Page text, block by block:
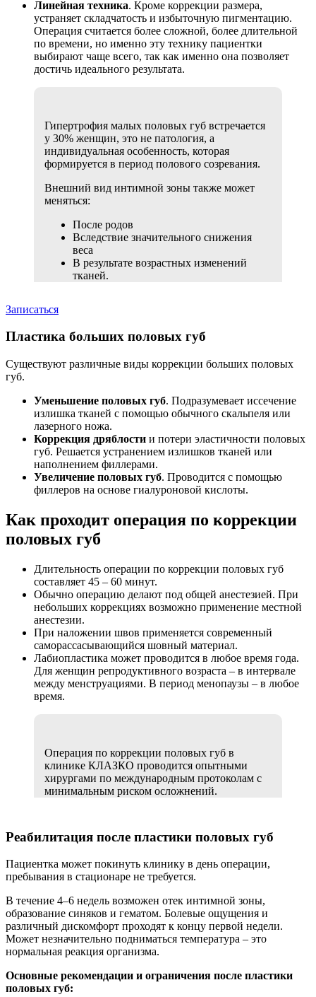
Линейная техника. Кроме коррекции размера,
устраняет складчатость и избыточную пигментацию.
Операция считается более сложной, более длительной
по времени, но именно эту технику пациентки
выбирают чаще всего, так как именно она позволяет
достичь идеального результата.
Гипертрофия малых половых губ встречается
у 30% женщин, это не патология, а
индивидуальная особенность, которая
формируется в период полового созревания.
Внешний вид интимной зоны также может
меняться:
После родов
Вследствие значительного снижения
веса
В результате возрастных изменений
тканей.
Записаться
Пластика больших половых губ
Существуют различные виды коррекции больших половых
губ.
Уменьшение половых губ. Подразумевает иссечение
излишка тканей с помощью обычного скальпеля или
лазерного ножа.
Коррекция дряблости и потери эластичности половых
губ. Решается устранением излишков тканей или
наполнением филлерами.
Увеличение половых губ. Проводится с помощью
филлеров на основе гиалуроновой кислоты.
Как проходит операция по коррекции
половых губ
Длительность операции по коррекции половых губ
составляет 45 – 60 минут.
Обычно операцию делают под общей анестезией. При
небольших коррекциях возможно применение местной
анестезии.
При наложении швов применяется современный
саморассасывающийся шовный материал.
Лабиопластика может проводится в любое время года.
Для женщин репродуктивного возраста – в интервале
между менструациями. В период менопаузы – в любое
время.
Операция по коррекции половых губ в
клинике КЛАЗКО проводится опытными
хирургами по международным протоколам с
минимальным риском осложнений.
Реабилитация после пластики половых губ
Пациентка может покинуть клинику в день операции,
пребывания в стационаре не требуется.
В течение 4–6 недель возможен отек интимной зоны,
образование синяков и гематом. Болевые ощущения и
различный дискомфорт проходят к концу первой недели.
Может незначительно подниматься температура – это
нормальная реакция организма.
Основные рекомендации и ограничения после пластики
половых губ: